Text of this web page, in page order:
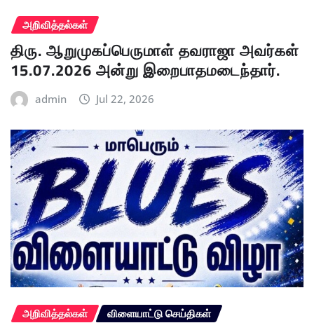
அறிவித்தல்கள்
திரு. ஆறுமுகப்பெருமாள் தவராஜா அவர்கள்
15.07.2026 அன்று இறைபாதமடைந்தார்.
admin Jul 22, 2026
அறிவித்தல்கள் விளையாட்டு செய்திகள்